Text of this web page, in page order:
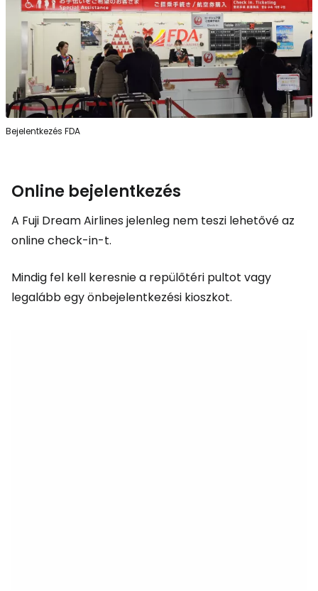
Bejelentkezés FDA
Online bejelentkezés
A Fuji Dream Airlines jelenleg nem teszi lehetővé az
online check-in-t.
Mindig fel kell keresnie a repülőtéri pultot vagy
legalább egy önbejelentkezési kioszkot.